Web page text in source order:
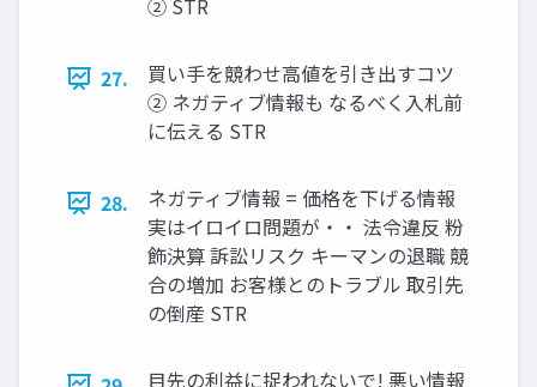
② STR
27.
買い手を競わせ高値を引き出すコツ
② ネガティブ情報も なるべく入札前
に伝える STR
28.
ネガティブ情報 = 価格を下げる情報
実はイロイロ問題が・・ 法令違反 粉
飾決算 訴訟リスク キーマンの退職 競
合の増加 お客様とのトラブル 取引先
の倒産 STR
目先の利益に捉われないで! 悪い情報